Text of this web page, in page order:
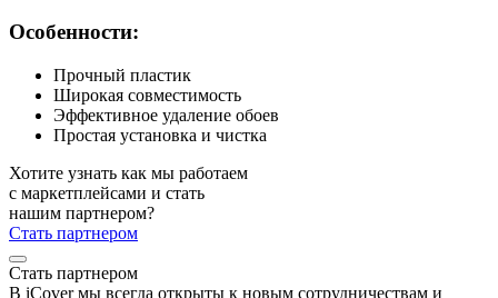
Особенности:
Прочный пластик
Широкая совместимость
Эффективное удаление обоев
Простая установка и чистка
Хотите узнать как мы работаем
с маркетплейсами и стать
нашим партнером?
Стать партнером
Стать партнером
В iCover мы всегда открыты к новым сотрудничествам и